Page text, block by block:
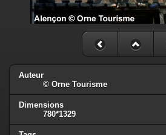
Auteur
© Orne Tourisme
Dimensions
780*1329